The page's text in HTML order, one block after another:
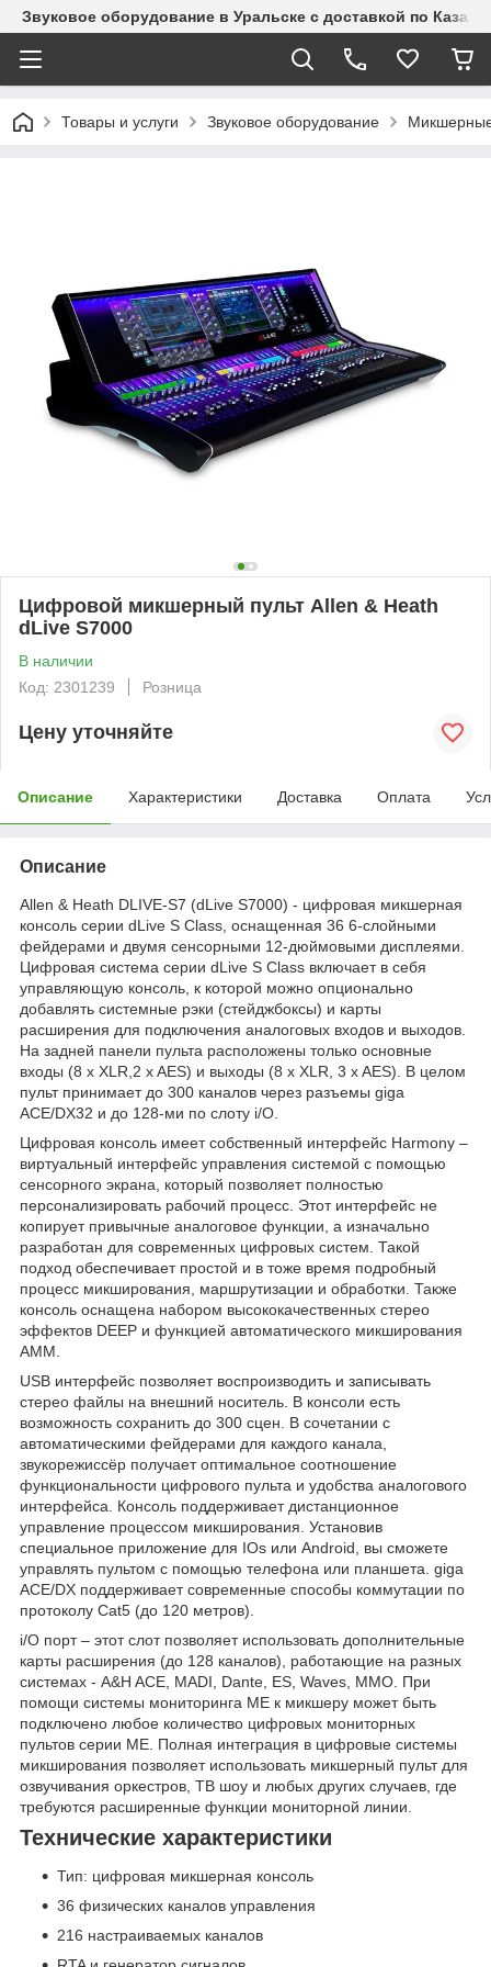
Звуковое оборудование в Уральске с доставкой по
Товары и услуги Звуковое оборудование
Цифровой микшерный пульт Allen & Heath
dLive S7000
В наличии
Код: 2301239
Розница
Цену уточняйте
Описание Характеристики Доставка Оплата
Описание
Allen & Heath DLIVE-S7 (dLive S7000) - цифровая микшерная
консоль серии dLive S Class, оснащенная 36 6-слойными
фейдерами и двумя сенсорными 12-дюймовыми дисплеями.
Цифровая система серии dLive S Class включает в себя
управляющую консоль, к которой можно опционально
добавлять системные рэки (стейджбоксы) и карты
расширения для подключения аналоговых входов и выходов.
На задней панели пульта расположены только основные
входы (8 х XLR,2 x AES) и выходы (8 х XLR, 3 x AES). В целом
пульт принимает до 300 каналов через разъемы giga
ACE/DX32 и до 128-ми по слоту i/O.
Цифровая консоль имеет собственный интерфейс Harmony –
виртуальный интерфейс управления системой с помощью
сенсорного экрана, который позволяет полностью
персонализировать рабочий процесс. Этот интерфейс не
копирует привычные аналоговое функции, а изначально
разработан для современных цифровых систем. Такой
подход обеспечивает простой и в тоже время подробный
процесс микширования, маршрутизации и обработки. Также
консоль оснащена набором высококачественных стерео
эффектов DEEP и функцией автоматического микширования
АММ.
USB интерфейс позволяет воспроизводить и записывать
стерео файлы на внешний носитель. В консоли есть
возможность сохранить до 300 сцен. В сочетании с
автоматическими фейдерами для каждого канала,
звукорежиссёр получает оптимальное соотношение
функциональности цифрового пульта и удобства аналогового
интерфейса. Консоль поддерживает дистанционное
управление процессом микширования. Установив
специальное приложение для IOs или Android, вы сможете
управлять пультом с помощью телефона или планшета. giga
ACE/DX поддерживает современные способы коммутации по
протоколу Cat5 (до 120 метров).
i/O порт – этот слот позволяет использовать дополнительные
карты расширения (до 128 каналов), работающие на разных
системах - A&H ACE, MADI, Dante, ES, Waves, MMO. При
помощи системы мониторинга ME к микшеру может быть
подключено любое количество цифровых мониторных
пультов серии ME. Полная интеграция в цифровые системы
микширования позволяет использовать микшерный пульт для
озвучивания оркестров, ТВ шоу и любых других случаев, где
требуются расширенные функции мониторной линии.
Технические характеристики
Тип: цифровая микшерная консоль
36 физических каналов управления
216 настраиваемых каналов